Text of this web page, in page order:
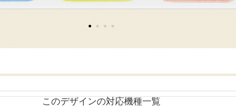
このデザインの対応機種一覧